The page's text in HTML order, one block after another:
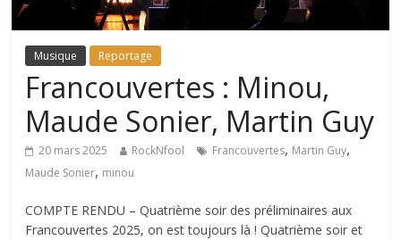
Musique Reportage
Francouvertes : Minou,
Maude Sonier, Martin Guy
20 mars 2025 RockNfool Francouvertes, Martin Guy,
Maude Sonier, minou
COMPTE RENDU – Quatrième soir des préliminaires aux
Francouvertes 2025, on est toujours là ! Quatrième soir et